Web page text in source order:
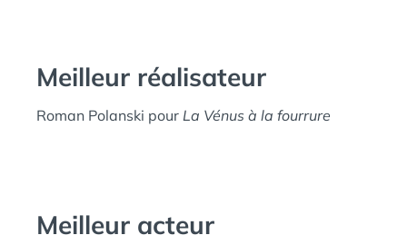
Meilleur réalisateur
Roman Polanski pour La Vénus à la fourrure
Meilleur acteur